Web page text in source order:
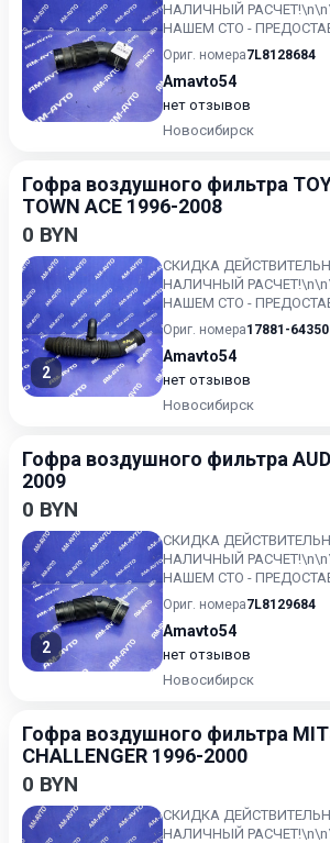
НАЛИЧНЫЙ
НАШЕМ СТО -
Ориг. номера7L8128684
Amavto54
нет отзывов
Новосибирск
Гофра воздушного фильтра
TOWN ACE 1996-2008
0 BYN
2
СКИДКА
НАЛИЧНЫЙ
НАШЕМ СТО -
Ориг. номера17881-64350
Amavto54
нет отзывов
Новосибирск
Гофра воздушного фильтра
2009
0 BYN
2
СКИДКА
НАЛИЧНЫЙ
НАШЕМ СТО -
Ориг. номера7L8129684
Amavto54
нет отзывов
Новосибирск
Гофра воздушного фильтра
CHALLENGER 1996-2000
0 BYN
СКИДКА
НАЛИЧНЫЙ